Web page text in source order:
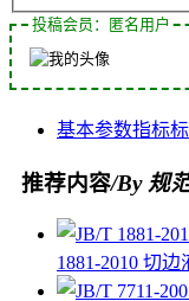
投稿会员：匿名用户
基本参数指标
推荐内容/By 规
1881-2010 切